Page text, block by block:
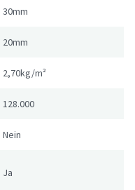
30mm
20mm
2,70kg/m²
128.000
Nein
Ja